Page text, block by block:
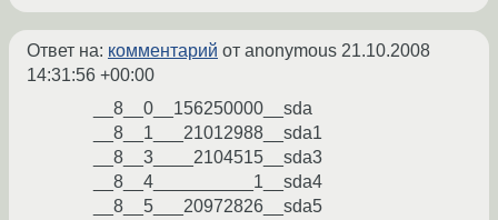
Ответ на: комментарий от anonymous 21.10.2008
14:31:56 +00:00
__8__0__156250000__sda
__8__1___21012988__sda1
__8__3____2104515__sda3
__8__4__________1__sda4
__8__5___20972826__sda5